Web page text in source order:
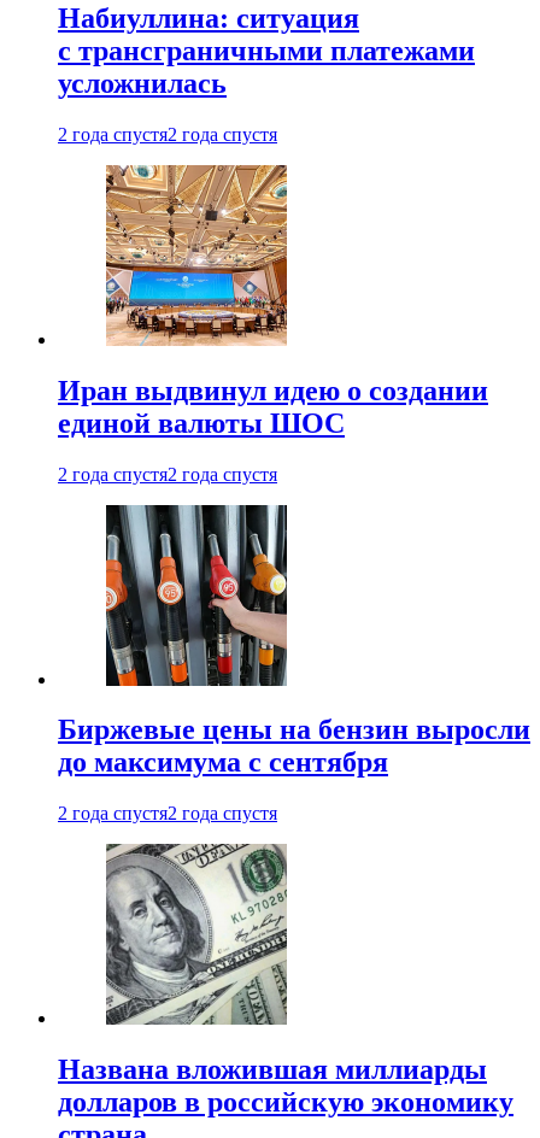
Набиуллина: ситуация
с трансграничными платежами
усложнилась
2 года спустя2 года спустя
Иран выдвинул идею о создании
единой валюты ШОС
2 года спустя2 года спустя
Биржевые цены на бензин выросли
до максимума с сентября
2 года спустя2 года спустя
Названа вложившая миллиарды
долларов в российскую экономику